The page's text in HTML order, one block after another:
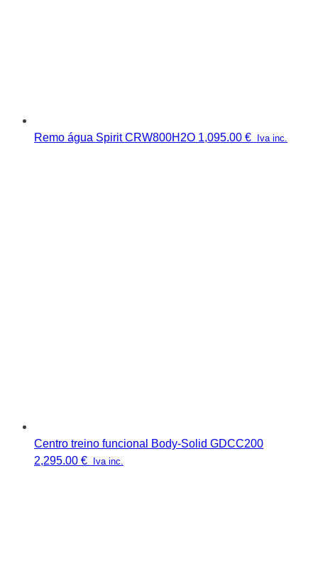
Remo água Spirit CRW800H2O 1,095.00 € Iva inc.
Centro treino funcional Body-Solid GDCC200
2,295.00 € Iva inc.